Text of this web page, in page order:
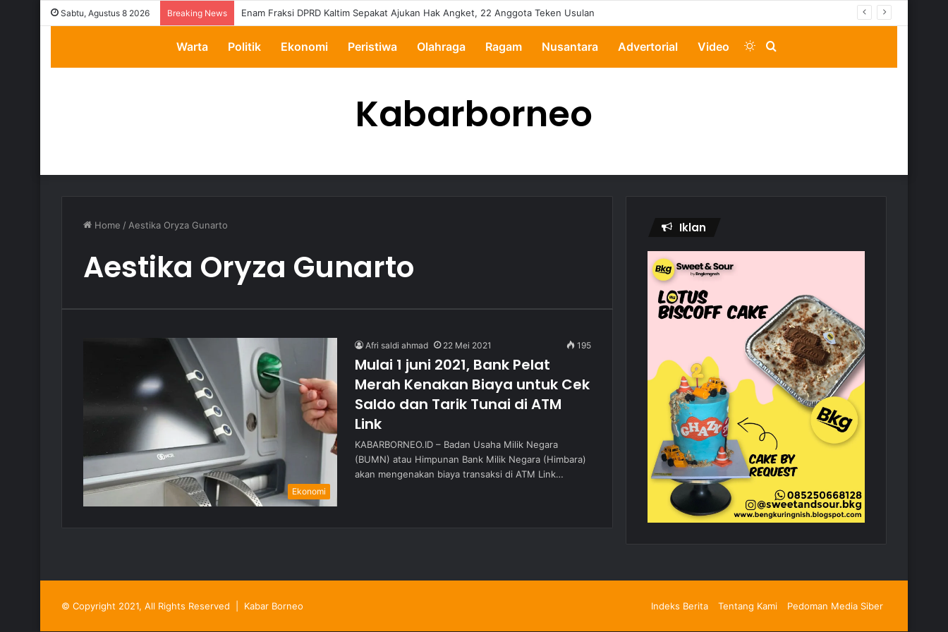
Sabtu, Agustus 8 2026 Breaking News Enam Fraksi DPRD Kaltim Sepakat Ajukan Hak Angket, 22 Anggota Teken Usulan
Warta Politik Ekonomi Peristiwa Olahraga Ragam Nusantara Advertorial Video Search
Switch
Kabarborneo
Home / Aestika Oryza Gunarto
Aestika Oryza Gunarto
Ekonomi
Afri saldi ahmad 22 Mei 2021 195
Mulai 1 juni 2021, Bank Pelat
Merah Kenakan Biaya untuk Cek
Saldo dan Tarik Tunai di ATM
Link
KABARBORNEO.ID – Badan Usaha Milik Negara
(BUMN) atau Himpunan Bank Milik Negara (Himbara)
akan mengenakan biaya transaksi di ATM Link…
Iklan
© Copyright 2021, All Rights Reserved | Kabar Borneo Indeks Berita Tentang Kami Pedoman Media Siber